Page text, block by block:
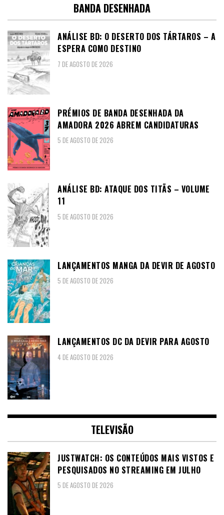
BANDA DESENHADA
ANÁLISE BD: O DESERTO DOS TÁRTAROS – A
ESPERA COMO DESTINO
7 DE AGOSTO DE 2026
PRÉMIOS DE BANDA DESENHADA DA
AMADORA 2026 ABREM CANDIDATURAS
5 DE AGOSTO DE 2026
ANÁLISE BD: ATAQUE DOS TITÃS – VOLUME
11
5 DE AGOSTO DE 2026
LANÇAMENTOS MANGA DA DEVIR DE AGOSTO
5 DE AGOSTO DE 2026
LANÇAMENTOS DC DA DEVIR PARA AGOSTO
4 DE AGOSTO DE 2026
TELEVISÃO
JUSTWATCH: OS CONTEÚDOS MAIS VISTOS E
PESQUISADOS NO STREAMING EM JULHO
5 DE AGOSTO DE 2026